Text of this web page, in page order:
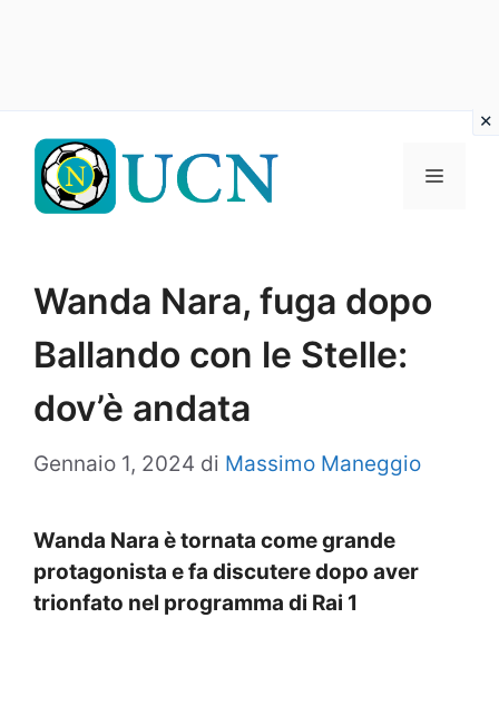
contenuto
Menu
Wanda Nara, fuga dopo
Ballando con le Stelle:
dov’è andata
Gennaio 1, 2024 di Massimo Maneggio
Wanda Nara è tornata come grande
protagonista e fa discutere dopo aver
trionfato nel programma di Rai 1